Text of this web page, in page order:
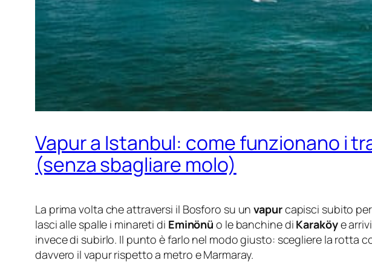
Vapur a Istanbul: come funzionano i
(senza sbagliare molo)
La prima volta che attraversi il Bosforo su unvapurcapisci subito
lasci alle spalle i minareti di Eminönü o le banchine di Karaköye
invece di subirlo. Il punto è farlo nel modo giusto: scegliere la rotta
davvero il vapur rispetto a metro e Marmaray.